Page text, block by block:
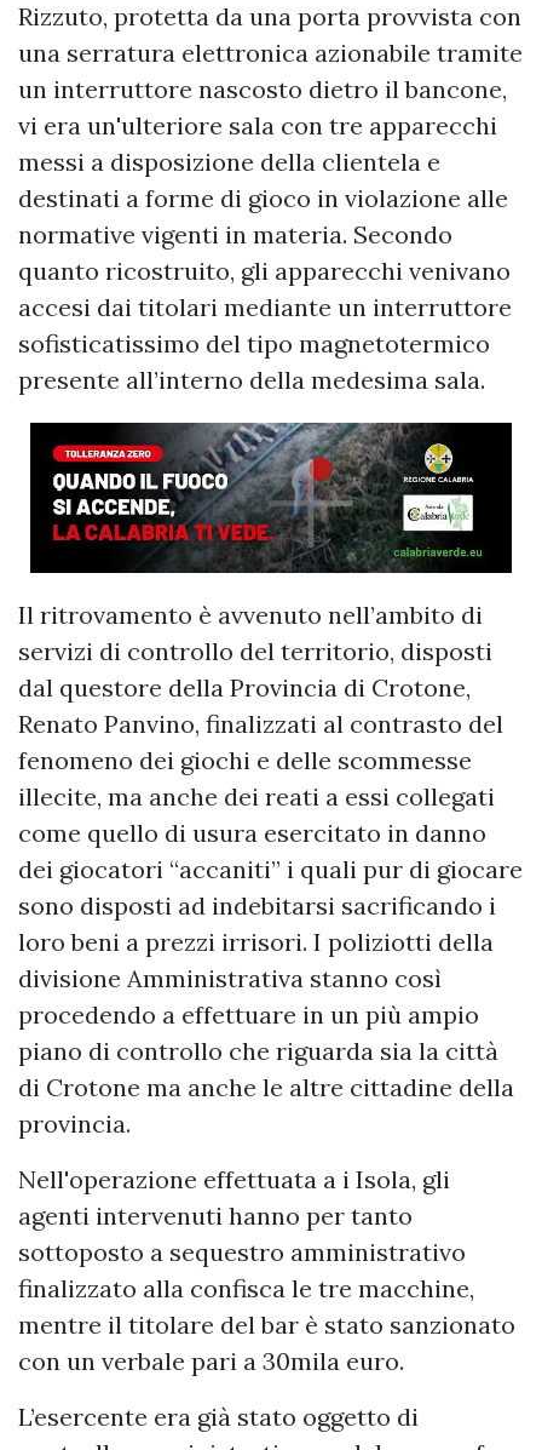
Rizzuto, protetta da una porta provvista con
una serratura elettronica azionabile tramite
un interruttore nascosto dietro il bancone,
vi era un'ulteriore sala con tre apparecchi
messi a disposizione della clientela e
destinati a forme di gioco in violazione alle
normative vigenti in materia. Secondo
quanto ricostruito, gli apparecchi venivano
accesi dai titolari mediante un interruttore
sofisticatissimo del tipo magnetotermico
presente all’interno della medesima sala.
Il ritrovamento è avvenuto nell’ambito di
servizi di controllo del territorio, disposti
dal questore della Provincia di Crotone,
Renato Panvino, finalizzati al contrasto del
fenomeno dei giochi e delle scommesse
illecite, ma anche dei reati a essi collegati
come quello di usura esercitato in danno
dei giocatori “accaniti” i quali pur di giocare
sono disposti ad indebitarsi sacrificando i
loro beni a prezzi irrisori. I poliziotti della
divisione Amministrativa stanno così
procedendo a effettuare in un più ampio
piano di controllo che riguarda sia la città
di Crotone ma anche le altre cittadine della
provincia.
Nell'operazione effettuata a i Isola, gli
agenti intervenuti hanno per tanto
sottoposto a sequestro amministrativo
finalizzato alla confisca le tre macchine,
mentre il titolare del bar è stato sanzionato
con un verbale pari a 30mila euro.
L’esercente era già stato oggetto di